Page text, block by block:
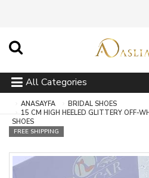
All Categories
ANASAYFA
BRIDAL SHOES
15 CM HIGH HEELED GLITTERY OFF-
SHOES
FREE SHIPPING